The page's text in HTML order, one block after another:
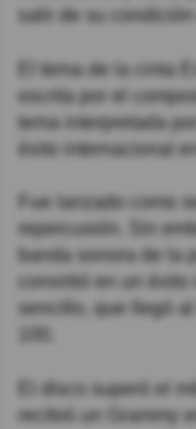
salir de su
El tema de la cinta
escrita por el
tema interpretada
éxito internacional
Fue lanzado como
repercusión. Sin
banda sonora de la
convirtió en un
sencillo, que llegó
El disco superó el
recibió un Grammy